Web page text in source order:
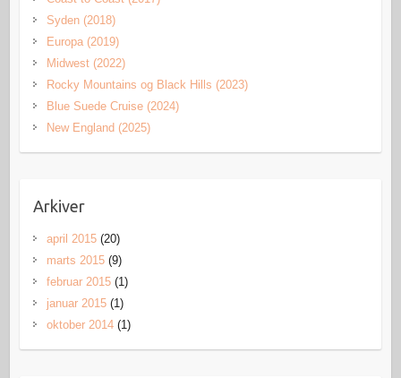
Syden (2018)
Europa (2019)
Midwest (2022)
Rocky Mountains og Black Hills (2023)
Blue Suede Cruise (2024)
New England (2025)
Arkiver
april 2015(20)
marts 2015(9)
februar 2015(1)
januar 2015(1)
oktober 2014(1)